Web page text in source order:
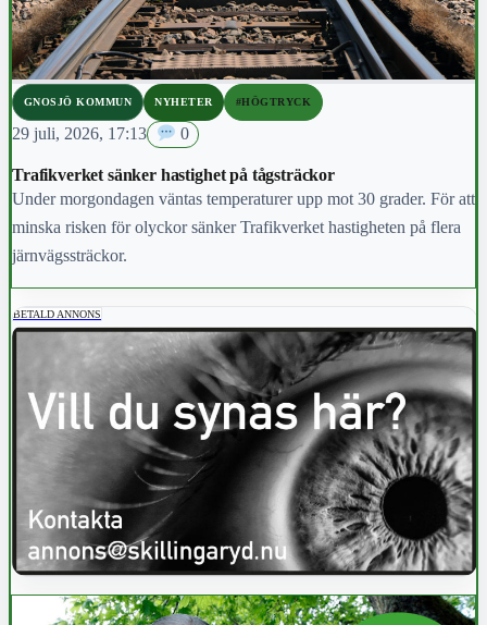
GNOSJÖ KOMMUN NYHETER #HÖGTRYCK
29 juli, 2026, 17:13 0
Trafikverket sänker hastighet på tågsträckor
Under morgondagen väntas temperaturer upp mot 30 grader. För att
minska risken för olyckor sänker Trafikverket hastigheten på flera
järnvägssträckor.
BETALD ANNONS